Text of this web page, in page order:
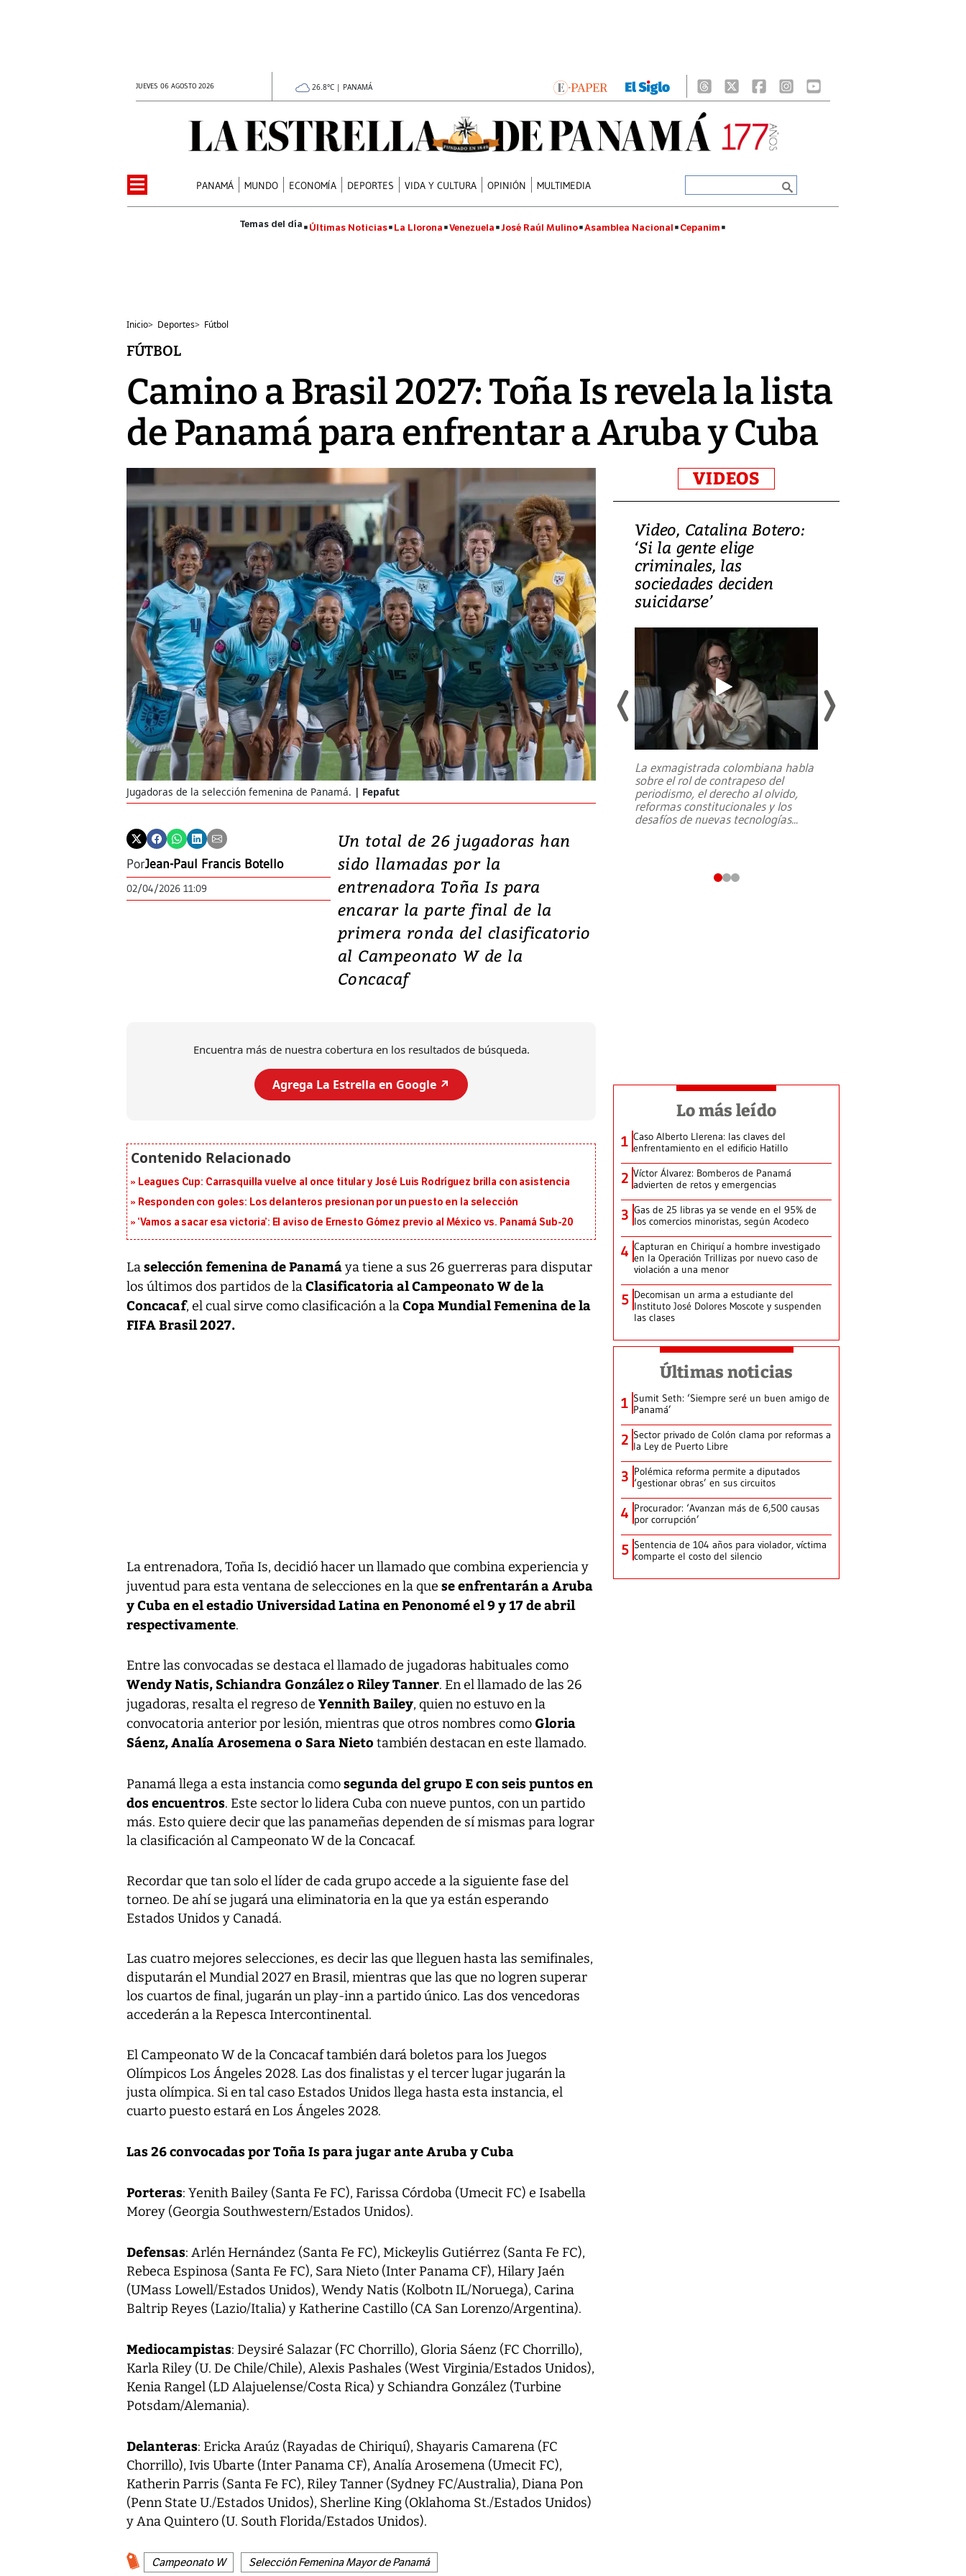
JUEVES 06 AGOSTO 2026 26.8°C | PANAMÁ
PANAMÁ MUNDO ECONOMÍA DEPORTES VIDA Y CULTURA OPINIÓN MULTIMEDIA
Últimas Noticias La Llorona Venezuela José Raúl Mulino Asamblea Nacional Cepanim
Inicio> Deportes> Fútbol
FÚTBOL
Camino a Brasil 2027: Toña Is revela la lista
de Panamá para enfrentar a Aruba y Cuba
Jugadoras de la selección femenina de Panamá. Fepafut
PorJean-Paul Francis Botello
02/04/2026 11:09
Un total de 26 jugadoras han
sido llamadas por la
entrenadora Toña Is para
encarar la parte final de la
primera ronda del clasificatorio
al Campeonato W de la
Concacaf
Encuentra más de nuestra cobertura en los resultados de búsqueda.
Agrega La Estrella en Google ↗️
Leagues Cup: Carrasquilla vuelve al once titular y José Luis Rodríguez brilla con asistencia
Responden con goles: Los delanteros presionan por un puesto en la selección
‘Vamos a sacar esa victoria’: El aviso de Ernesto Gómez previo al México vs. Panamá Sub-20
Laselección femenina de Panamáya tiene a sus 26 guerreras para disputar
los últimos dos partidos de laClasificatoria al Campeonato W de la
Concacaf, el cual sirve como clasificación a laCopa Mundial Femenina de la
FIFA Brasil 2027.
La entrenadora, Toña Is, decidió hacer un llamado que combina experiencia y
juventud para esta ventana de selecciones en la que se enfrentarán a Aruba
y Cuba en el estadio Universidad Latina en Penonomé el 9 y 17 de abril
respectivamente.
Entre las convocadas se destaca el llamado de jugadoras habituales como
Wendy Natis, Schiandra González o Riley Tanner. En el llamado de las 26
jugadoras, resalta el regreso de Yennith Bailey, quien no estuvo en la
convocatoria anterior por lesión, mientras que otros nombres como Gloria
Sáenz, Analía Arosemena o Sara Nieto también destacan en este llamado.
Panamá llega a esta instancia comosegunda del grupo E con seis puntos en
dos encuentros. Este sector lo lidera Cuba con nueve puntos, con un partido
más. Esto quiere decir que las panameñas dependen de sí mismas para lograr
la clasificación al Campeonato W de la Concacaf.
Recordar que tan solo el líder de cada grupo accede a la siguiente fase del
torneo. De ahí se jugará una eliminatoria en la que ya están esperando
Estados Unidos y Canadá.
Las cuatro mejores selecciones, es decir las que lleguen hasta las semifinales,
disputarán el Mundial 2027 en Brasil, mientras que las que no logren superar
los cuartos de final, jugarán un play-inn a partido único. Las dos vencedoras
accederán a la Repesca Intercontinental.
El Campeonato W de la Concacaf también dará boletos para los Juegos
Olímpicos Los Ángeles 2028. Las dos finalistas y el tercer lugar jugarán la
justa olímpica. Si en tal caso Estados Unidos llega hasta esta instancia, el
cuarto puesto estará en Los Ángeles 2028.
Las 26 convocadas por Toña Is para jugar ante Aruba y Cuba
Porteras: Yenith Bailey (Santa Fe FC), Farissa Córdoba (Umecit FC) e Isabella
Morey (Georgia Southwestern/Estados Unidos).
Defensas: Arlén Hernández (Santa Fe FC), Mickeylis Gutiérrez (Santa Fe FC),
Rebeca Espinosa (Santa Fe FC), Sara Nieto (Inter Panama CF), Hilary Jaén
(UMass Lowell/Estados Unidos), Wendy Natis (Kolbotn IL/Noruega), Carina
Baltrip Reyes (Lazio/Italia) y Katherine Castillo (CA San Lorenzo/Argentina).
Mediocampistas: Deysiré Salazar (FC Chorrillo), Gloria Sáenz (FC Chorrillo),
Karla Riley (U. De Chile/Chile), Alexis Pashales (West Virginia/Estados Unidos),
Kenia Rangel (LD Alajuelense/Costa Rica) y Schiandra González (Turbine
Potsdam/Alemania).
Delanteras: Ericka Araúz (Rayadas de Chiriquí), Shayaris Camarena (FC
Chorrillo), Ivis Ubarte (Inter Panama CF), Analía Arosemena (Umecit FC),
Katherin Parris (Santa Fe FC), Riley Tanner (Sydney FC/Australia), Diana Pon
(Penn State U./Estados Unidos), Sherline King (Oklahoma St./Estados Unidos)
y Ana Quintero (U. South Florida/Estados Unidos).
Campeonato W Selección Femenina Mayor de Panamá
VIDEOS
Video, Japón: Terremoto
deja heridos y graves
daños en Kumamoto
Un fuerte terremoto de magnitud
7,1 se registró este martes 28 de
julio en la prefectura de Kumamoto,
al sur de Japón, provocando una
emergencia de gran...
Video, Catalina Botero:
‘Si la gente elige
criminales, las
sociedades deciden
suicidarse’
La exmagistrada colombiana habla
sobre el rol de contrapeso del
periodismo, el derecho al olvido,
reformas constitucionales y los
desafíos de nuevas tecnologías...
Lo más leído
1 Caso Alberto Llerena: las claves del
enfrentamiento en el edificio Hatillo
2 Víctor Álvarez: Bomberos de Panamá
advierten de retos y emergencias
3 Gas de 25 libras ya se vende en el 95% de
los comercios minoristas, según Acodeco
4 Capturan en Chiriquí a hombre investigado
en la Operación Trillizas por nuevo caso de
violación a una menor
5 Decomisan un arma a estudiante del
Instituto José Dolores Moscote y suspenden
las clases
Últimas noticias
1 Sumit Seth: ‘Siempre seré un buen amigo de
Panamá’
2 Sector privado de Colón clama por reformas a
la Ley de Puerto Libre
3 Polémica reforma permite a diputados
‘gestionar obras’ en sus circuitos
4 Procurador: ‘Avanzan más de 6,500 causas
por corrupción’
5 Sentencia de 104 años para violador, víctima
comparte el costo del silencio